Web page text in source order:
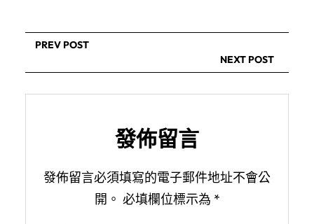
PREV POST
NEXT POST
發佈留言
發佈留言必須填寫的電子郵件地址不會公
開。 必填欄位標示為 *